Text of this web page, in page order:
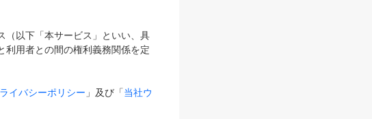
（以下「本サービス」といい、具
用者との間の権利義務関係を定
イバシーポリシー 」及び「当社ウ